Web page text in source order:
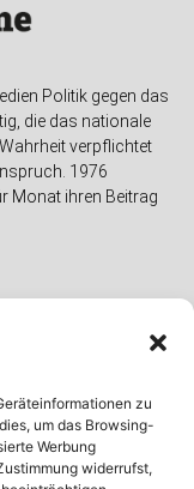
zu
um das Browsing-
Werbung
widerrufst,
Politik gegen das
die das nationale
verpflichtet
1976
Monat ihren Beitrag
Rechtliches
Rechtliche Hinweise
Impressum